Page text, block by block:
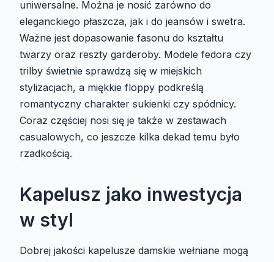
uniwersalne. Można je nosić zarówno do
eleganckiego płaszcza, jak i do jeansów i swetra.
Ważne jest dopasowanie fasonu do kształtu
twarzy oraz reszty garderoby. Modele fedora czy
trilby świetnie sprawdzą się w miejskich
stylizacjach, a miękkie floppy podkreślą
romantyczny charakter sukienki czy spódnicy.
Coraz częściej nosi się je także w zestawach
casualowych, co jeszcze kilka dekad temu było
rzadkością.
Kapelusz jako inwestycja
w styl
Dobrej jakości kapelusze damskie wełniane mogą